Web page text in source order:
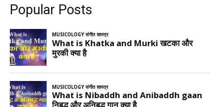
Popular Posts